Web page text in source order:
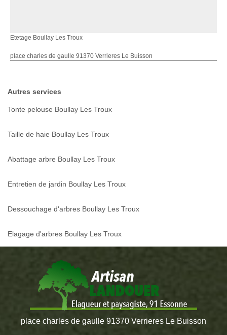
Etetage Boullay Les Troux
place charles de gaulle 91370 Verrieres Le Buisson
Autres services
Tonte pelouse Boullay Les Troux
Taille de haie Boullay Les Troux
Abattage arbre Boullay Les Troux
Entretien de jardin Boullay Les Troux
Dessouchage d'arbres Boullay Les Troux
Elagage d'arbres Boullay Les Troux
place charles de gaulle 91370 Verrieres Le Buisson